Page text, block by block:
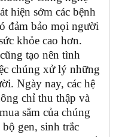
hiện sớm các bệnh
đảm bảo mọi người
khỏe cao hơn.
tạo nên tình
chúng xử lý những
Ngày nay, các hệ
chỉ thu thập và
sắm của chúng
gen, sinh trắc